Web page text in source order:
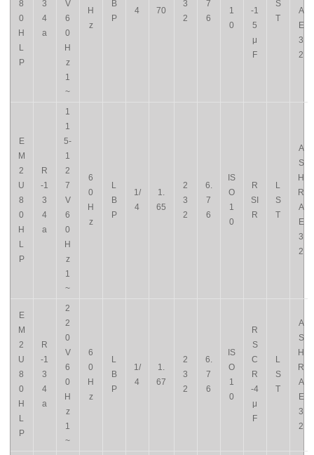
8
0
H
L
P
3
4
a
V
6
0
H
z
1
~
H
z
B
P
4
70
3
2
7
6
1
0
-1
5
μ
F
S
T
A
E
3
2
E
M
2
U
8
0
H
L
P
R
-1
3
4
a
1
1
5-
1
2
7
V
6
0
H
z
1
~
6
0
H
z
L
B
P
1/
4
1.
65
2
3
2
6.
7
6
IS
O
1
0
R
SI
R
L
S
T
A
S
H
R
A
E
3
2
E
M
2
U
8
0
H
L
P
R
-1
3
4
a
2
2
0
V
6
0
H
z
1
~
6
0
H
z
L
B
P
1/
4
1.
67
2
3
2
6.
7
6
IS
O
1
0
R
S
C
R
-4
μ
F
L
S
T
A
S
H
R
A
E
3
2